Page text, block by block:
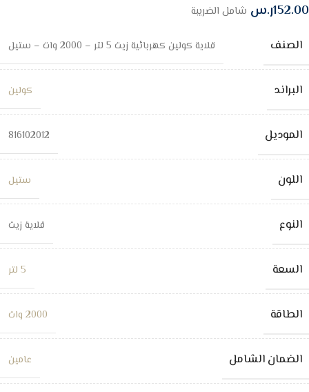
152.00ر.س شامل الضريبة
الصنف قلاية كولين كهربائية زيت 5 لتر – 2000 وات – ستيل
البراند كولين
الموديل 816102012
اللون ستيل
النوع قلاية زيت
السعة 5 لتر
الطاقة 2000 وات
الضمان الشامل عامين